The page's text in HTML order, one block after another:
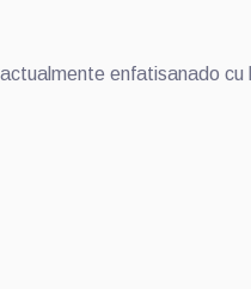
enfatisanado